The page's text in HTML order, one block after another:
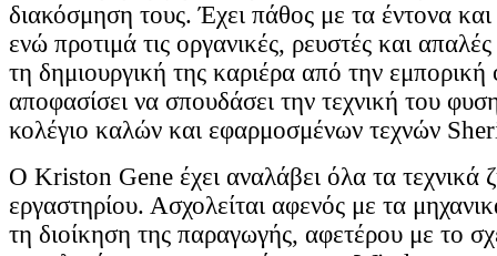
διακόσμηση τους. Έχει πάθος με τα έντονα
ενώ προτιμά τις οργανικές, ρευστές και
τη δημιουργική της καριέρα από την
αποφασίσει να σπουδάσει την τεχνική του
κολέγιο καλών και εφαρμοσμένων τεχνών
Ο Kriston Gene έχει αναλάβει όλα τα τεχνικά
εργαστηρίου. Ασχολείται αφενός με τα
τη διοίκηση της παραγωγής, αφετέρου με το